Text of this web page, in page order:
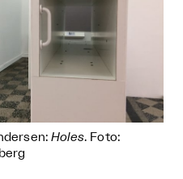
Holes. Foto: